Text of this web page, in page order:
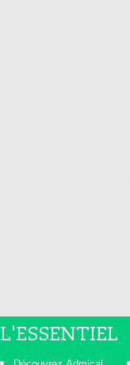
L'ESSENTIEL